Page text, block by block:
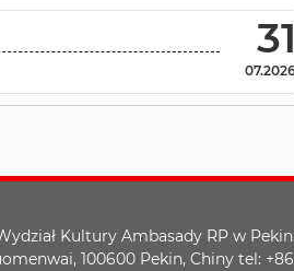
31
Kultury Ambasady RP w
100600 Pekin, Chiny tel: